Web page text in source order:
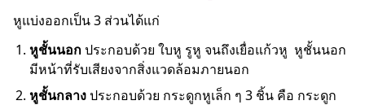
หูแบ่งออกเป็น 3 ส่วนได้แก่
หูชั้นนอกประกอบด้วย ใบหู รูหู จนถึงเยื่อแก้วหู หูชั้นนอก
มีหน้าที่รับเสียงจากสิ่งแวดล้อมภายนอก
หูชั้นกลางประกอบด้วย กระดูกหูเล็ก ๆ 3 ชิ้น คือ กระดูก